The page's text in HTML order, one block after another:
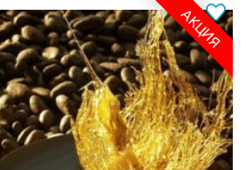
АКЦИЯ